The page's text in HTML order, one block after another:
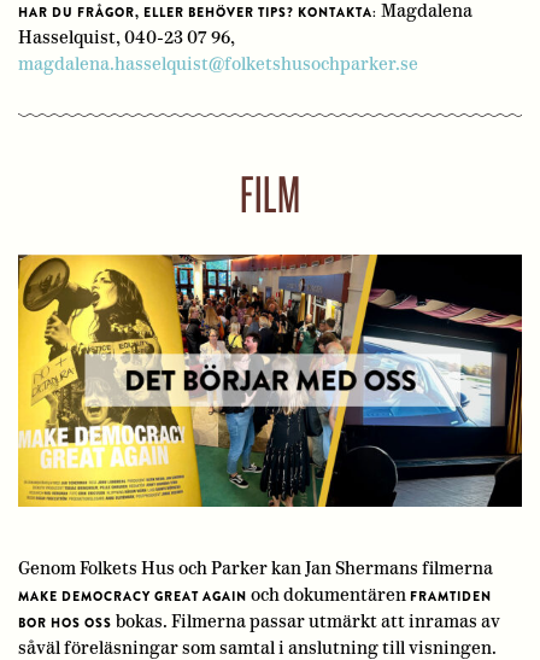
HAR DU FRÅGOR, ELLER BEHÖVER TIPS? KONTAKTA: Magdalena
Hasselquist, 040-23 07 96,
magdalena.hasselquist@folketshusochparker.se
FILM
Genom Folkets Hus och Parker kan Jan Shermans filmerna
MAKE DEMOCRACY GREAT AGAIN och dokumentären FRAMTIDEN
BOR HOS OSS bokas. Filmerna passar utmärkt att inramas av
såväl föreläsningar som samtal i anslutning till visningen.